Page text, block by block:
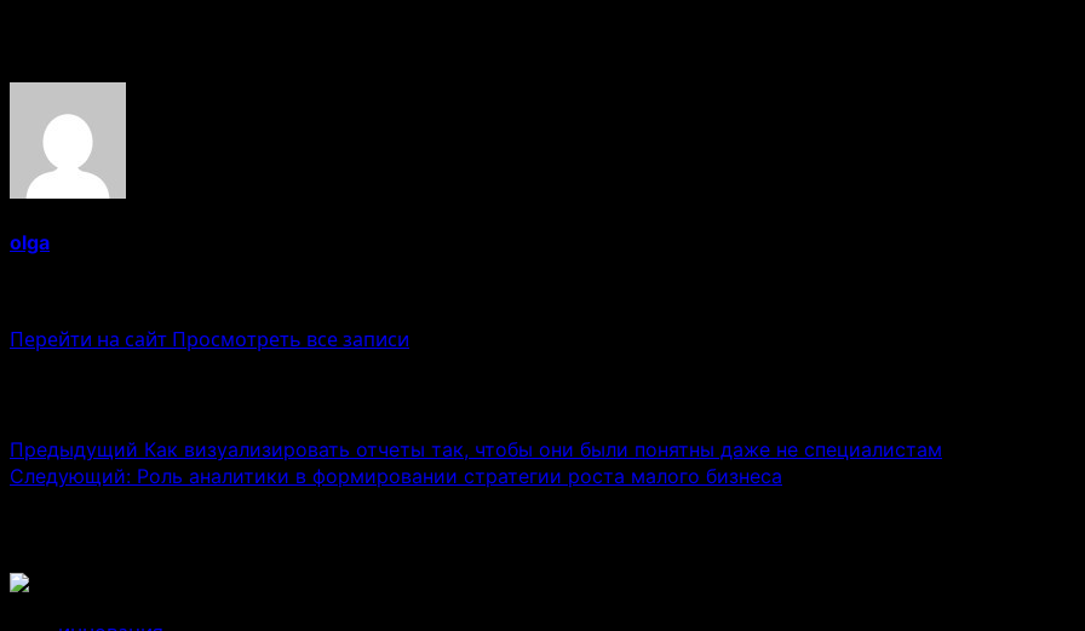
olga
Перейти на сайт Просмотреть все записи
Предыдущий Как визуализировать отчеты так, чтобы они были понятны даже не специалистам
Следующий: Роль аналитики в формировании стратегии роста малого бизнеса